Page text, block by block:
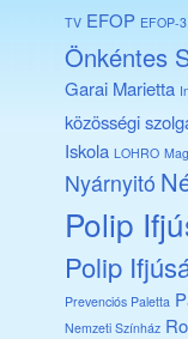
TV EFOP EFOP-
Önkéntes
Garai Marietta
közösségi
Iskola LOHRO
Nyárnyitó
Polip
Polip
Prevenciós Paletta
Nemzeti Színház